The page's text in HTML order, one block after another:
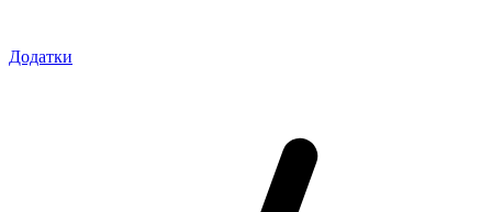
Додатки